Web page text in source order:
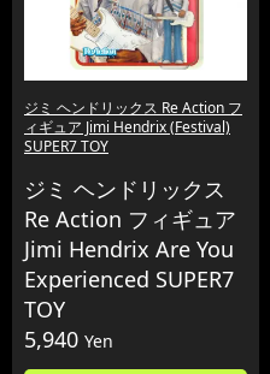
ジミ ヘンドリックス Re Action フ
ィギュア Jimi Hendrix (Festival)
SUPER7 TOY
ジミ ヘンドリックス
Re Action フィギュア
Jimi Hendrix Are You
Experienced SUPER7
TOY
5,940 Yen